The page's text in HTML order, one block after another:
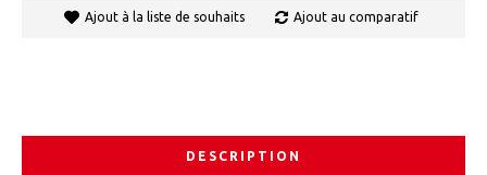
Ajout à la liste de souhaits Ajout au comparatif
DESCRIPTION